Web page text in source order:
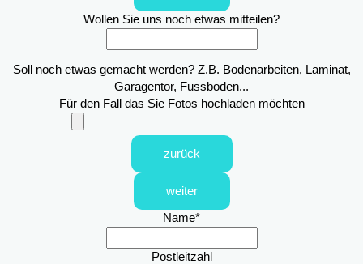
Wollen Sie uns noch etwas mitteilen?
Soll noch etwas gemacht werden? Z.B. Bodenarbeiten, Laminat,
Garagentor, Fussboden...
Für den Fall das Sie Fotos hochladen möchten
zurück
weiter
Name*
Postleitzahl